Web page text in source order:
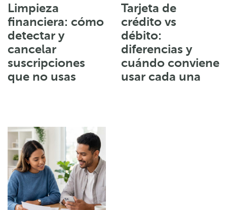
Limpieza
financiera: cómo
detectar y
cancelar
suscripciones
que no usas
Tarjeta de
crédito vs
débito:
diferencias y
cuándo conviene
usar cada una